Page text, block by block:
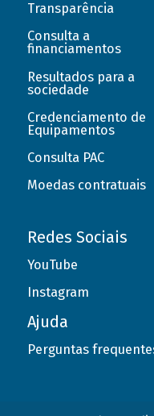
Transparência
Consulta a
financiamentos
Resultados para a
sociedade
Credenciamento de
Equipamentos
Consulta PAC
Moedas contratuais
Redes Sociais
YouTube
Instagram
Ajuda
Perguntas